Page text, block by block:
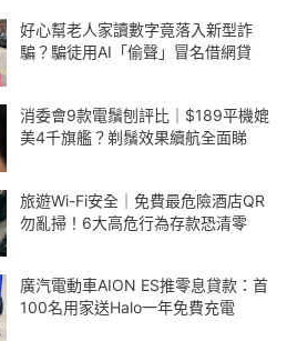
好心幫老人家讀數字竟落入新型詐
騙？騙徒用AI「偷聲」冒名借網貸
消委會9款電鬚刨評比｜$189平機媲
美4千旗艦？剃鬚效果續航全面睇
旅遊Wi-Fi安全｜免費最危險酒店QR
勿亂掃！6大高危行為存款恐清零
廣汽電動車AION ES推零息貸款：首
100名用家送Halo一年免費充電